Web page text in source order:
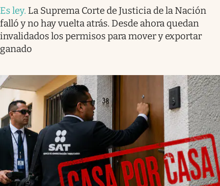
Es ley. La Suprema Corte de Justicia de la Nación
falló y no hay vuelta atrás. Desde ahora quedan
invalidados los permisos para mover y exportar
ganado